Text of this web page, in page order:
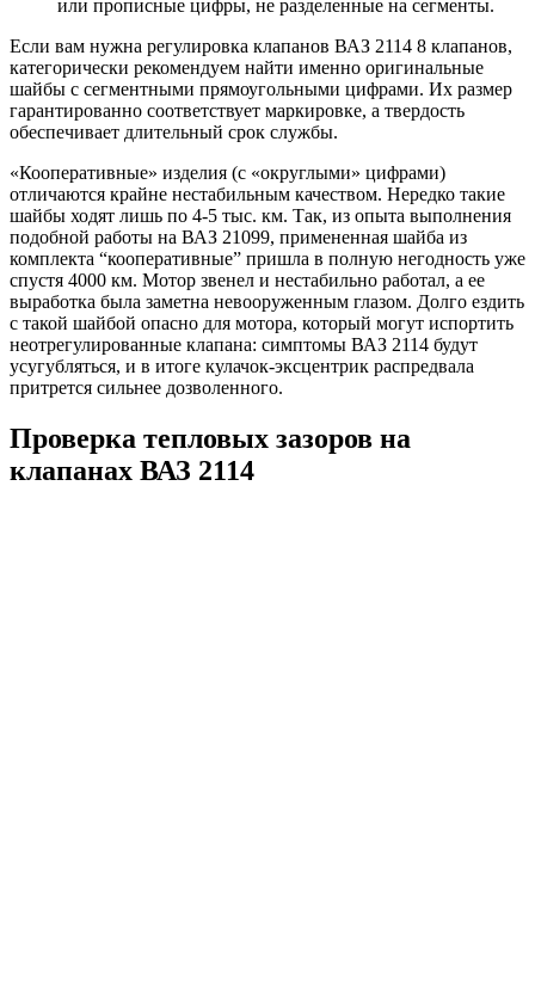
или прописные цифры, не разделенные на сегменты.
Если вам нужна регулировка клапанов ВАЗ 2114 8 клапанов,
категорически рекомендуем найти именно оригинальные
шайбы с сегментными прямоугольными цифрами. Их размер
гарантированно соответствует маркировке, а твердость
обеспечивает длительный срок службы.
«Кооперативные» изделия (с «округлыми» цифрами)
отличаются крайне нестабильным качеством. Нередко такие
шайбы ходят лишь по 4-5 тыс. км. Так, из опыта выполнения
подобной работы на ВАЗ 21099, примененная шайба из
комплекта “кооперативные” пришла в полную негодность уже
спустя 4000 км. Мотор звенел и нестабильно работал, а ее
выработка была заметна невооруженным глазом. Долго ездить
с такой шайбой опасно для мотора, который могут испортить
неотрегулированные клапана: симптомы ВАЗ 2114 будут
усугубляться, и в итоге кулачок-эксцентрик распредвала
притрется сильнее дозволенного.
Проверка тепловых зазоров на
клапанах ВАЗ 2114